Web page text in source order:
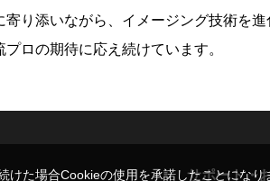
寄り添いながら、イメージング技術を
プロの期待に応え続けています。
サポート・
た場合Cookieの使用を承諾したことになり